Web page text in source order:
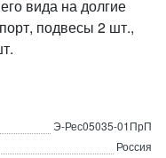
вида на долгие
подвесы 2 шт.,
Э-Рес05035-01ПрП
Россия